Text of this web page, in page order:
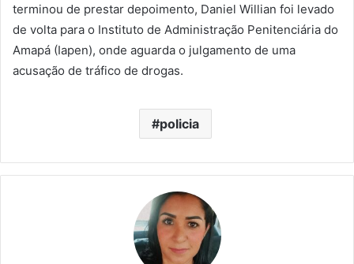
terminou de prestar depoimento, Daniel Willian foi levado
de volta para o Instituto de Administração Penitenciária do
Amapá (Iapen), onde aguarda o julgamento de uma
acusação de tráfico de drogas.
policia